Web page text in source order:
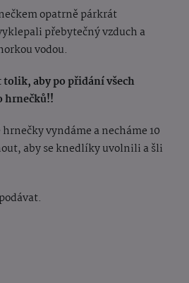
opatrně párkrát
přebytečný vzduch a
vodou.
aby po přidání všech
hrnečků!!
vyndáme a necháme 10
aby se knedlíky uvolnili a šli